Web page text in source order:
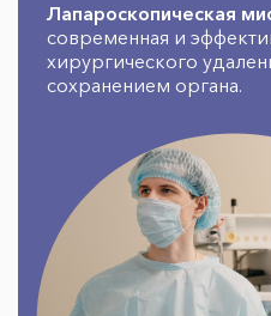
Лапароскопическая
современная и
хирургического
сохранением органа.